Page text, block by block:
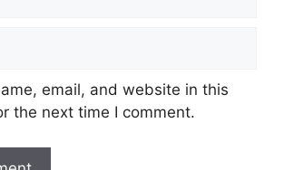
email, and website in this
the next time I comment.